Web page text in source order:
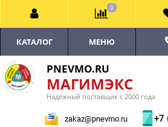
PNEVMO.RU
МАГИМЭКС
Надёжный поставщик с 2000 года
zakaz@pnevmo.ru +7
КАТАЛОГ МЕНЮ
0